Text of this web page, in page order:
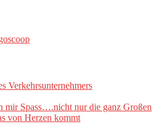
Verkehrsunternehmers
mir Spass….nicht nur die ganz Großen
von Herzen kommt